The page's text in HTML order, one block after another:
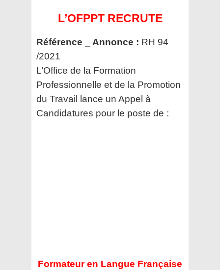
L’OFPPT RECRUTE
Référence _ Annonce : RH 94
/2021
L’Office de la Formation
Professionnelle et de la Promotion
du Travail
lance un Appel à
Candidatures pour le poste de :
Formateur en Langue Française